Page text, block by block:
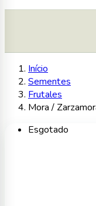
Início
Sementes
Frutales
Mora /
Esgotado